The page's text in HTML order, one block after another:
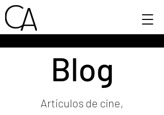
Blog
Artículos de cine,